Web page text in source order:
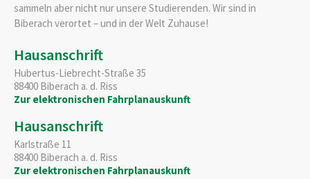
sammeln aber nicht nur unsere Studierenden. Wir sind in
Biberach verortet – und in der Welt Zuhause!
Hausanschrift
Hubertus-Liebrecht-Straße 35
88400 Biberach a. d. Riss
Zur elektronischen Fahrplanauskunft
Hausanschrift
Karlstraße 11
88400 Biberach a. d. Riss
Zur elektronischen Fahrplanauskunft